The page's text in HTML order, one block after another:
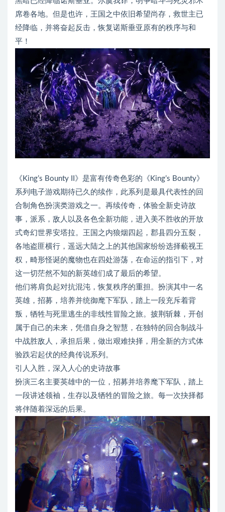
席卷各地。但是也许，王国之中依旧希望尚存，救世主已
经降临，并将奋起反击，恢复诺斯垂亚原有的秩序与和
平！
《King’s Bounty II》是富有传奇色彩的《King’s Bounty》
系列电子游戏期待已久的续作，此系列是最具代表性的回
合制角色扮演类游戏之一。再续传奇，体验全新史诗故
事，派系，敌人以及各色全新功能，进入美不胜收的开放
式奇幻世界安塔拉。王国之内狼烟四起，郡县四分五裂，
各地盗匪横行，遥远大陆之上的其他国家纷纷选择藐视王
权，畸形怪诞的魔物也在四处游荡，在命运的指引下，对
这一切茫然不知的新英雄们成了最后的希望。
他们将肩负起对抗混沌，恢复秩序的重担。扮演其中一名
英雄，招募，培养并统御麾下军队，踏上一段充斥着背
叛，牺牲与死里逃生的非线性冒险之旅。披荆斩棘，开创
属于自己的未来，凭借自身之智慧，在独特的回合制战斗
中战胜敌人，承担后果，做出艰难抉择，用全新的方式体
验跌宕起伏的经典传说系列。
引人入胜，深入人心的史诗故事
扮演三名主要英雄中的一位，招募并培养麾下军队，踏上
一段讲述领袖，生存以及牺牲的冒险之旅。每一次抉择都
将伴随着深远的后果。